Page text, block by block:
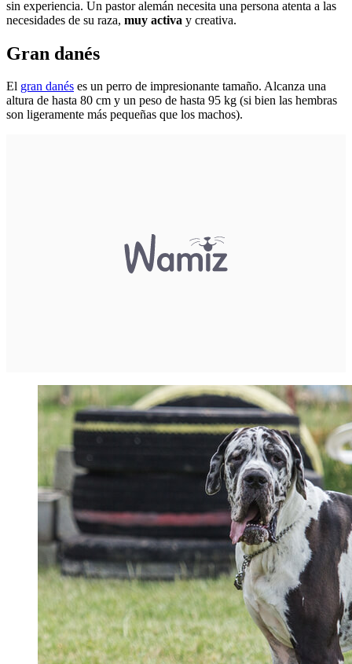
sin experiencia. Un pastor alemán necesita una persona atenta a las
necesidades de su raza, muy activa y creativa.
Gran danés
El gran danés es un perro de impresionante tamaño. Alcanza una
altura de hasta 80 cm y un peso de hasta 95 kg (si bien las hembras
son ligeramente más pequeñas que los machos).